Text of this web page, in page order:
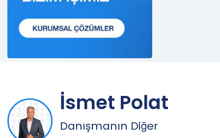
Danışmanlık Hizmetleri A.Ş.; kişisel verilerin hangi
amaçla işleneceğini belirlemekle ve bu amaçları
4. İşlendikleri Amaçla Bağlantılı, Sınırlı ve Ölçülü
Olma
CB Gayrimenkul Franchising Pazarlama ve
Danışmanlık Hizmetleri A.Ş.; kişisel verileri
İsmet Polat
Danışmanın Diğer